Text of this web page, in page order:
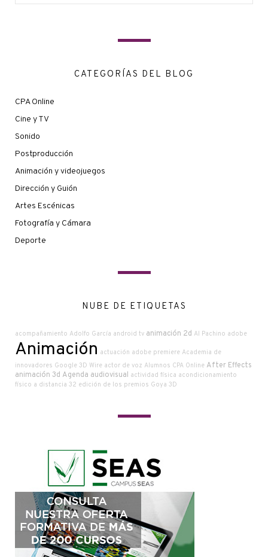
CATEGORÍAS DEL BLOG
CPA Online
Cine y TV
Sonido
Postproducción
Animación y videojuegos
Dirección y Guión
Artes Escénicas
Fotografía y Cámara
Deporte
NUBE DE ETIQUETAS
acompañamiento Adolfo García android tv animación 2d Al Pachino adobe
Animación actuación adobe premiere Academia de
innovadores Google 3D Wire actor de voz Alumnos CPA Online After Effects
animación 3d Agenda audiovisual actividad física acondicionamiento
físico a distancia 32 edición de los premios Goya 3D